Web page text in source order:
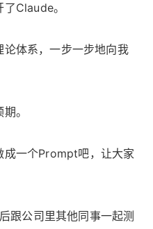
Claude。
体系，一步一步地向我
。
成一个Prompt吧，让大家
跟公司里其他同事一起测